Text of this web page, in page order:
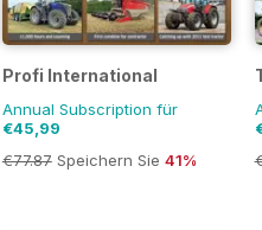
Profi International
Annual Subscription für
€45,99
€77.87Speichern Sie 41%